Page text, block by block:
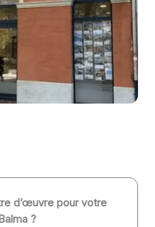
d’œuvre pour votre
?